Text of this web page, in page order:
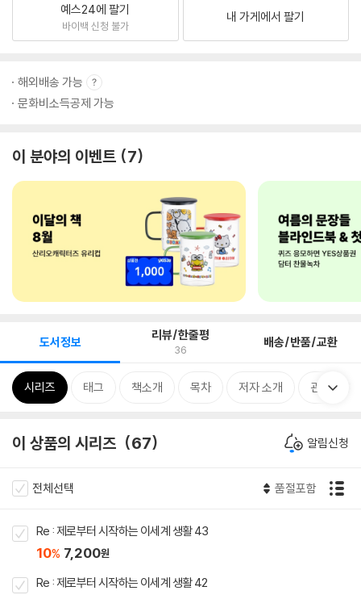
예스24에 팔기
바이백 신청 불가
내 가게에서 팔기
해외배송 가능
문화비소득공제 가능
이 분야의 이벤트 7
도서정보 리뷰/한줄평
36 배송/반품/교환
시리즈 태그 책소개 목차 저자 소개 관련분류
이 상품의 시리즈 67 알림신청
전체선택 품절포함
Re : 제로부터 시작하는 이세계 생활 43
10% 7,200원
Re : 제로부터 시작하는 이세계 생활 42